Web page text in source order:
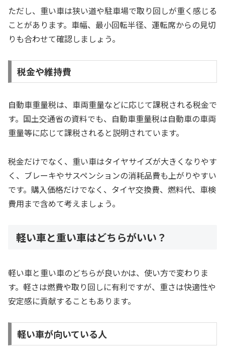
ただし、重い車は狭い道や駐車場で取り回しが重く感じる
ことがあります。車幅、最小回転半径、運転席からの見切
りも合わせて確認しましょう。
税金や維持費
自動車重量税は、車両重量などに応じて課税される税金で
す。国土交通省の資料でも、自動車重量税は自動車の車両
重量等に応じて課税されると説明されています。
税金だけでなく、重い車はタイヤサイズが大きくなりやす
く、ブレーキやサスペンションの消耗品費も上がりやすい
です。購入価格だけでなく、タイヤ交換費、燃料代、車検
費用まで含めて考えましょう。
軽い車と重い車はどちらがいい？
軽い車と重い車のどちらが良いかは、使い方で変わりま
す。軽さは燃費や取り回しに有利ですが、重さは快適性や
安定感に貢献することもあります。
軽い車が向いている人